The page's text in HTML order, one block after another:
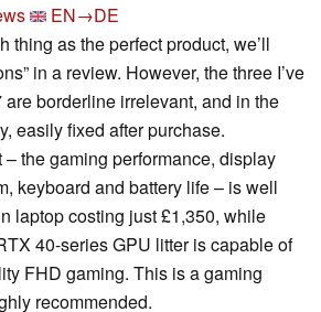
EN→DE
thing as the perfect product, we’ll
in a review. However, the three I’ve
are borderline irrelevant, and in the
easily fixed after purchase.
the gaming performance, display
keyboard and battery life – is well
laptop costing just £1,350, while
40-series GPU litter is capable of
FHD gaming. This is a gaming
recommended.